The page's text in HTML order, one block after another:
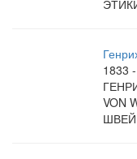
1833
VON